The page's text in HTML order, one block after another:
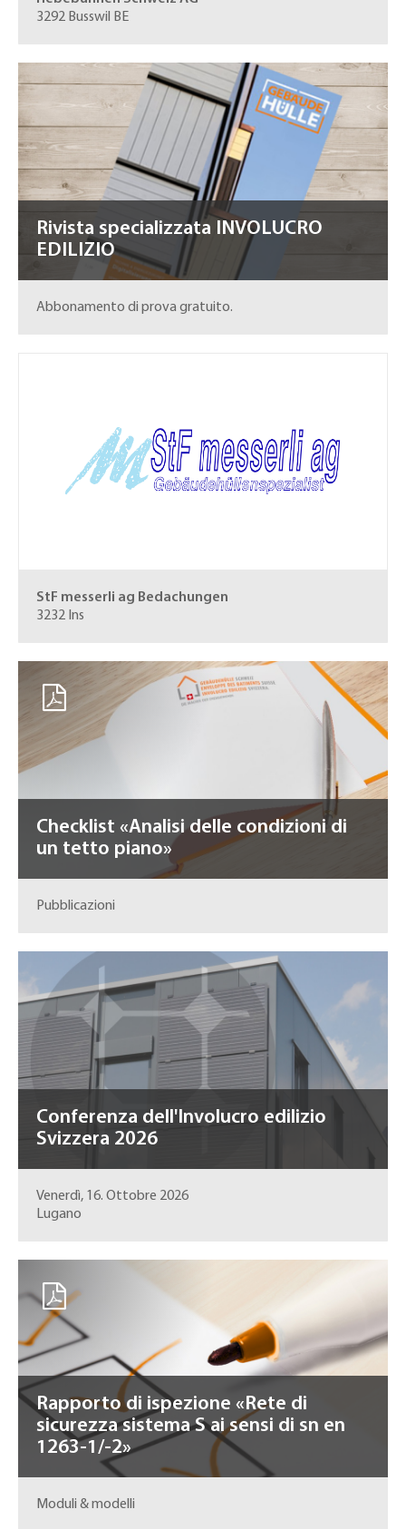
3292 Busswil BE
Rivista specializzata INVOLUCRO
EDILIZIO
Abbonamento di prova gratuito.
StF messerli ag Bedachungen
3232 Ins
Checklist «Analisi delle condizioni di
un tetto piano»
Pubblicazioni
Conferenza dell'Involucro edilizio
Svizzera 2026
Venerdì, 16. Ottobre 2026
Lugano
Rapporto di ispezione «Rete di
sicurezza sistema S ai sensi di sn en
1263-1/-2»
Moduli & modelli